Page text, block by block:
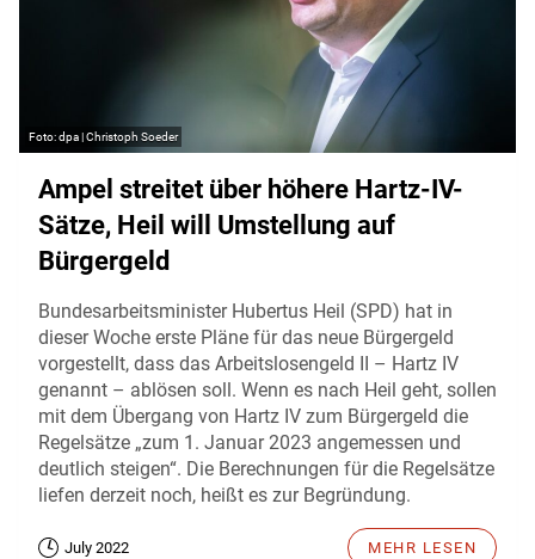
dpa | Christoph Soeder
Ampel streitet über höhere Hartz-IV-
Sätze, Heil will Umstellung auf
Bürgergeld
Bundesarbeitsminister Hubertus Heil (SPD) hat in
dieser Woche erste Pläne für das neue Bürgergeld
vorgestellt, dass das Arbeitslosengeld II – Hartz IV
genannt – ablösen soll. Wenn es nach Heil geht, sollen
mit dem Übergang von Hartz IV zum Bürgergeld die
Regelsätze „zum 1. Januar 2023 angemessen und
deutlich steigen“. Die Berechnungen für die Regelsätze
liefen derzeit noch, heißt es zur Begründung.
July 2022 MEHR LESEN